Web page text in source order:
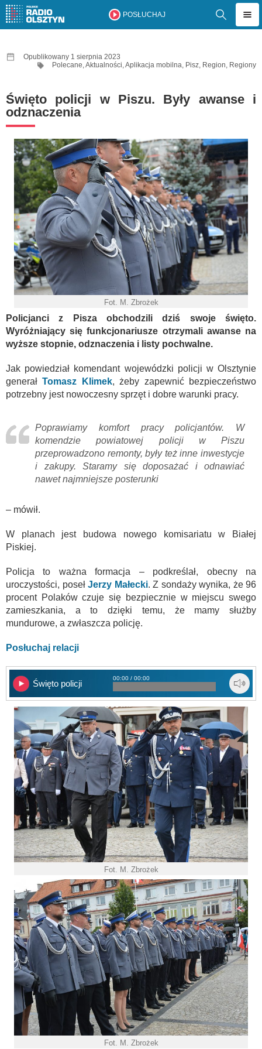
POSŁUCHAJ
Opublikowany 1 sierpnia 2023
Polecane,Aktualności,Aplikacja mobilna, Pisz, Region, Regiony
Święto policji w Piszu. Były awanse i
odznaczenia
Fot. M. Zbrożek
Policjanci z Pisza obchodzili dziś swoje święto.
Wyróżniający się funkcjonariusze otrzymali awanse na
wyższe stopnie, odznaczenia i listy pochwalne.
Jak powiedział komendant wojewódzki policji w Olsztynie
generałTomasz Klimek, żeby zapewnić bezpieczeństwo
potrzebny jest nowoczesny sprzęt i dobre warunki pracy.
Poprawiamy komfort pracy policjantów. W
komendzie powiatowej policji w Piszu
przeprowadzono remonty, były też inne inwestycje
i zakupy. Staramy się doposażać i odnawiać
nawet najmniejsze posterunki
– mówił.
W planach jest budowa nowego komisariatu w Białej
Piskiej.
Policja to ważna formacja – podkreślał, obecny na
uroczystości, poseł Jerzy Małecki. Z sondaży wynika, że 96
procent Polaków czuje się bezpiecznie w miejscu swego
zamieszkania, a to dzięki temu, że mamy służby
mundurowe, a zwłaszcza policję.
Posłuchaj relacji
Święto policji
00:00 / 00:00
Fot. M. Zbrożek
Fot. M. Zbrożek